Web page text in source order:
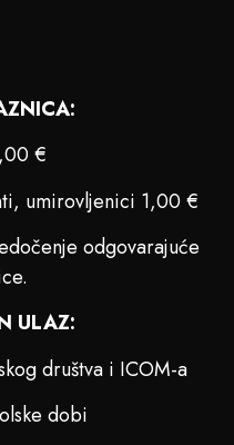
€
umirovljenici 1,00 €
odgovarajuće
ULAZ:
društva i ICOM-a
dobi